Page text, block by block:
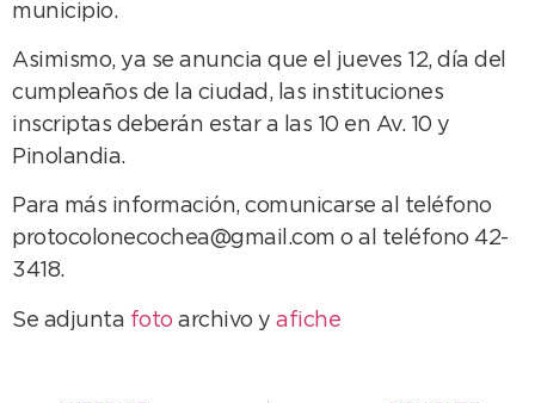
municipio.
Asimismo, ya se anuncia que el jueves 12, día del
cumpleaños de la ciudad, las instituciones
inscriptas deberán estar a las 10 en Av. 10 y
Pinolandia.
Para más información, comunicarse al teléfono
protocolonecochea@gmail.com o al teléfono 42-
3418.
Se adjunta foto archivo y afiche